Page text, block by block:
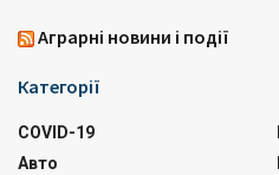
Аграрні новини і події
Категорії
COVID-19
Авто